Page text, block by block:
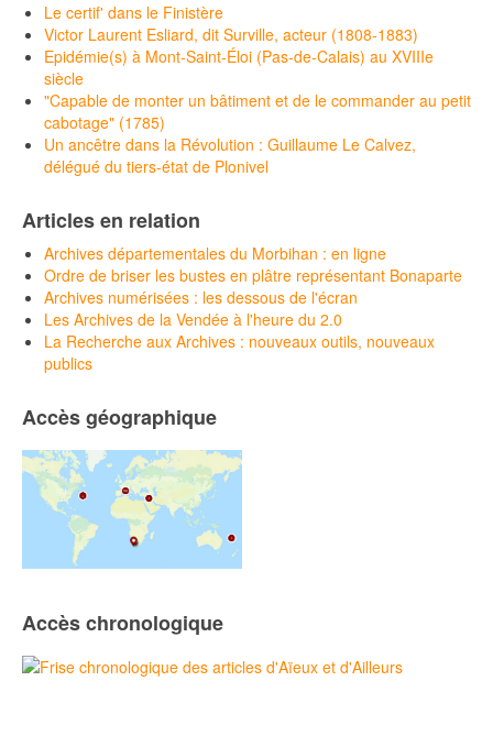
Le certif' dans le Finistère
Victor Laurent Esliard, dit Surville, acteur (1808-1883)
Epidémie(s) à Mont-Saint-Éloi (Pas-de-Calais) au XVIIIe
siècle
"Capable de monter un bâtiment et de le commander au petit
cabotage" (1785)
Un ancêtre dans la Révolution : Guillaume Le Calvez,
délégué du tiers-état de Plonivel
Articles en relation
Archives départementales du Morbihan : en ligne
Ordre de briser les bustes en plâtre représentant Bonaparte
Archives numérisées : les dessous de l'écran
Les Archives de la Vendée à l'heure du 2.0
La Recherche aux Archives : nouveaux outils, nouveaux
publics
Accès géographique
Accès chronologique